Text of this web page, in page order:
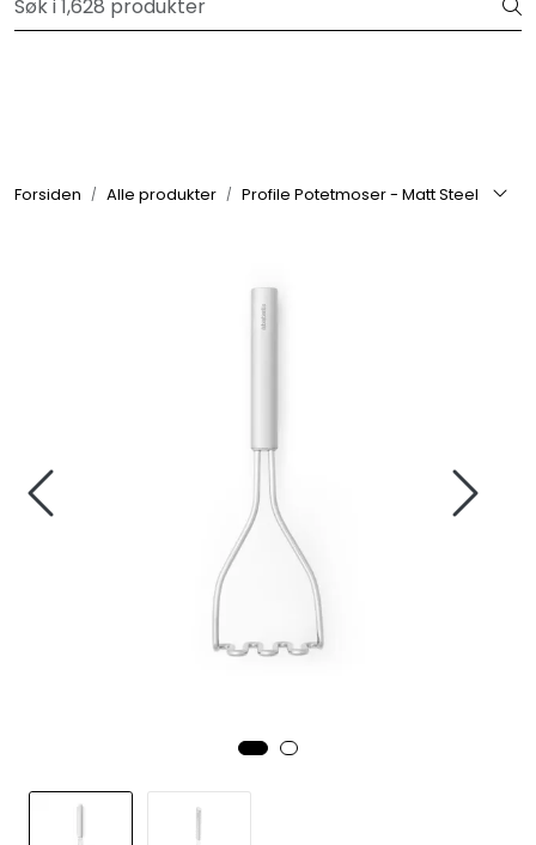
Skip to main contentVelkommen til vår forhandlerportal
Forsiden Alle produkter Profile Potetmoser - Matt Steel